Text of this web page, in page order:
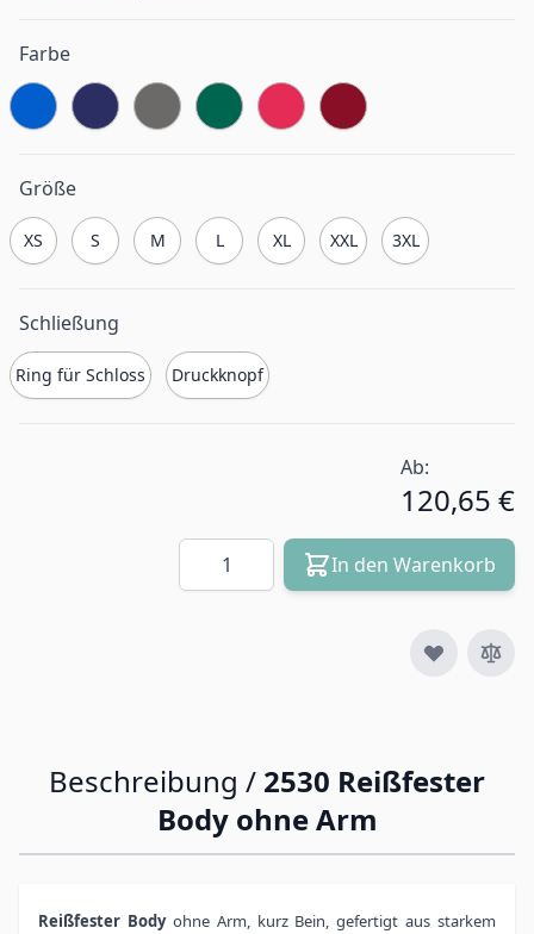
Farbe
Größe
XS S M L XL XXL 3XL
Schließung
Ring für Schloss Druckknopf
Ab:
120,65 €
Menge In den Warenkorb
Beschreibung / 2530 Reißfester
Body ohne Arm
Reißfester Bodyohne Arm, kurz Bein, gefertigt aus starkem